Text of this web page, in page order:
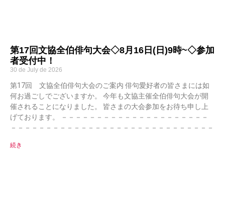
第17回文協全伯俳句大会◇8月16日(日)9時~◇参加
者受付中！
30 de July de 2026
第17回 文協全伯俳句大会のご案内 俳句愛好者の皆さまには如
何お過ごしでございますか。 今年も文協主催全伯俳句大会が開
催されることになりました。 皆さまの大会参加をお待ち申し上
げております。 －－－－－－－－－－－－－－－－－－－－－
－－－－－－－－－－－－－－－－－－－－－－－－－－－－－
続き